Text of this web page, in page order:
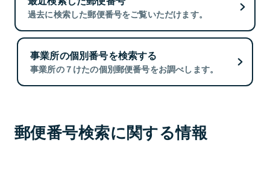
過去に検索した郵便番号をご覧いただけます。
事業所の個別番号を検索する
事業所の７けたの個別郵便番号をお調べします。
郵便番号検索に関する情報